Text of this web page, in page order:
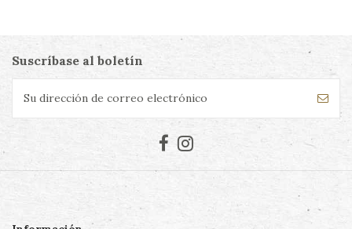
Suscríbase al boletín